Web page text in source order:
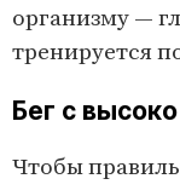
организму —
тренируется
Бег с
Чтобы